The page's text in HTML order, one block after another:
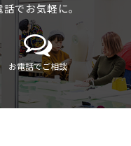
でお気軽に。
お電話でご相談